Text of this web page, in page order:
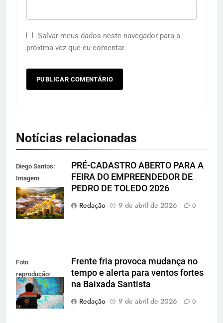
Salvar meus dados neste navegador para a
próxima vez que eu comentar.
Notícias relacionadas
Diego Santos:
Imagem
reprodução
gerada por IA
PRÉ-CADASTRO ABERTO PARA A
FEIRA DO EMPREENDEDOR DE
PEDRO DE TOLEDO 2026
Redação
9 de abril de 2026 0
Foto
reprodução:
Defesa Civil SP
Frente fria provoca mudança no
tempo e alerta para ventos fortes
na Baixada Santista
Redação
9 de abril de 2026 0